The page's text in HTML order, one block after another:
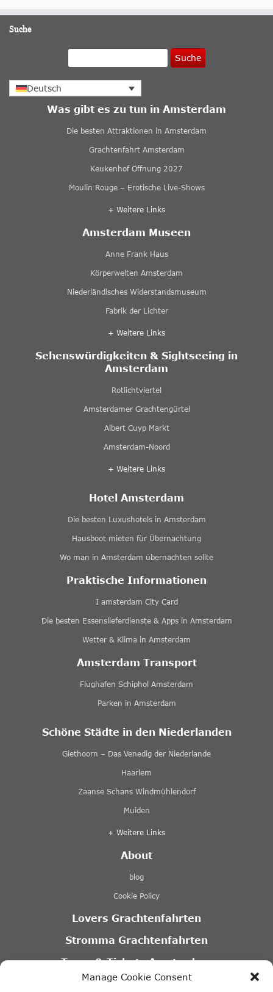
Manage Cookie Consent
Suche
Suche
Deutsch
Was gibt es zu tun in Amsterdam
Die besten Attraktionen in Amsterdam
Grachtenfahrt Amsterdam
Keukenhof Öffnung 2027
Moulin Rouge – Erotische Live-Shows
+ Weitere Links
Amsterdam Museen
Anne Frank Haus
Körperwelten Amsterdam
Niederländisches Widerstandsmuseum
Fabrik der Lichter
+ Weitere Links
Sehenswürdigkeiten & Sightseeing in
Amsterdam
Rotlichtviertel
Amsterdamer Grachtengürtel
Albert Cuyp Markt
Amsterdam-Noord
+ Weitere Links
Hotel Amsterdam
Die besten Luxushotels in Amsterdam
Hausboot mieten für Übernachtung
Wo man in Amsterdam übernachten sollte
Praktische Informationen
I amsterdam City Card
Die besten Essenslieferdienste & Apps in Amsterdam
Wetter & Klima in Amsterdam
Amsterdam Transport
Flughafen Schiphol Amsterdam
Parken in Amsterdam
Schöne Städte in den Niederlanden
Giethoorn – Das Venedig der Niederlande
Haarlem
Zaanse Schans Windmühlendorf
Muiden
+ Weitere Links
About
blog
Cookie Policy
Lovers Grachtenfahrten
Stromma Grachtenfahrten
Tours & Tickets Amsterdam
Canal Motorboats